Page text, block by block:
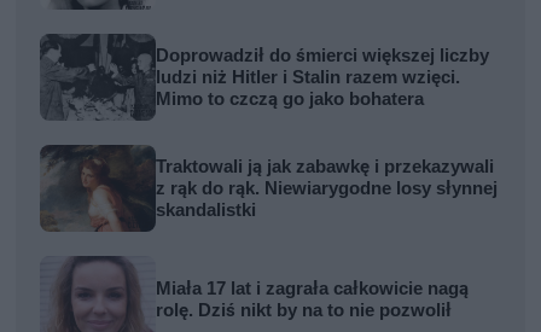
Doprowadził do śmierci większej liczby
ludzi niż Hitler i Stalin razem wzięci.
Mimo to czczą go jako bohatera
Traktowali ją jak zabawkę i przekazywali
z rąk do rąk. Niewiarygodne losy słynnej
skandalistki
Miała 17 lat i zagrała całkowicie nagą
rolę. Dziś nikt by na to nie pozwolił